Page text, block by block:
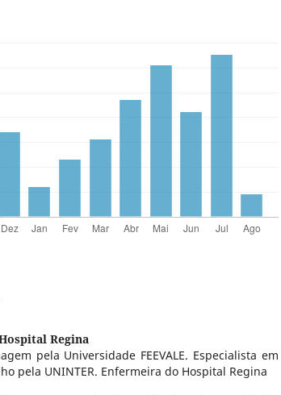
Regina
pela Universidade FEEVALE. Especialista em
pela UNINTER. Enfermeira do Hospital Regina